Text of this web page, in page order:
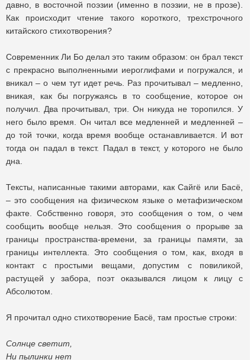
давно, в восточной поэзии (именно в поэзии, не в прозе).
Как происходит чтение такого короткого, трехстрочного
китайского стихотворения?
Современник Ли Бо делал это таким образом: он брал текст
с прекрасно выполненными иероглифами и погружался, и
вникал – о чем тут идет речь. Раз прочитывал – медленно,
вникая, как бы погружаясь в то сообщение, которое он
получил. Два прочитывал, три. Он никуда не торопился. У
него было время. Он читал все медленней и медленней –
до той точки, когда время вообще останавливается. И вот
тогда он падал в текст. Падал в текст, у которого не было
дна.
Тексты, написанные такими авторами, как Сайгё или Басё,
– это сообщения на физическом языке о метафизическом
факте. Собственно говоря, это сообщения о том, о чем
сообщить вообще нельзя. Это сообщения о прорыве за
границы пространства-времени, за границы памяти, за
границы интеллекта. Это сообщения о том, как, входя в
контакт с простыми вещами, допустим с повиликой,
растущей у забора, поэт оказывался лицом к лицу с
Абсолютом.
Я прочитал одно стихотворение Басё, там простые строки:
Солнце светит,
Ни пылинки нет